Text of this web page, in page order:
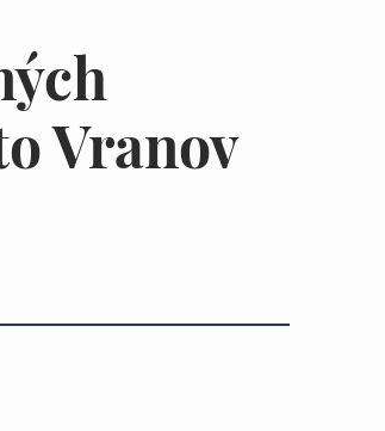
Vranov